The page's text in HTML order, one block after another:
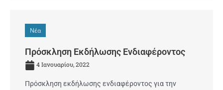
Νέα
Πρόσκληση Εκδήλωσης Ενδιαφέροντος
4 Ιανουαρίου, 2022
Πρόσκληση εκδήλωσης ενδιαφέροντος για την